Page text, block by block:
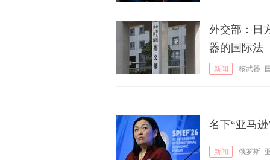
外交部：日
器的国际法
新闻 核武器
名下“亚马
新闻 俄罗斯